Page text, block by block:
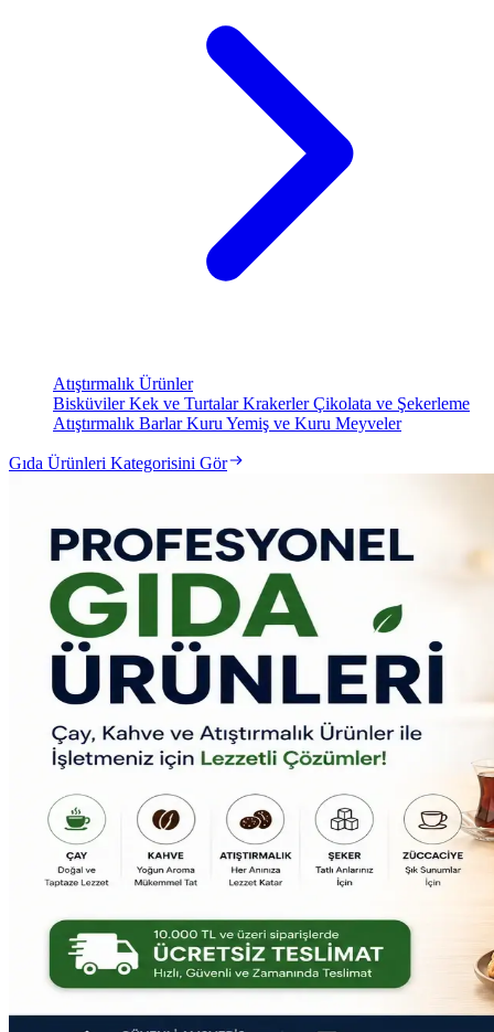
Atıştırmalık Ürünler
BisküvilerKek ve TurtalarKrakerlerÇikolata ve Şekerleme
Atıştırmalık BarlarKuru Yemiş ve Kuru Meyveler
Gıda Ürünleri Kategorisini Gör